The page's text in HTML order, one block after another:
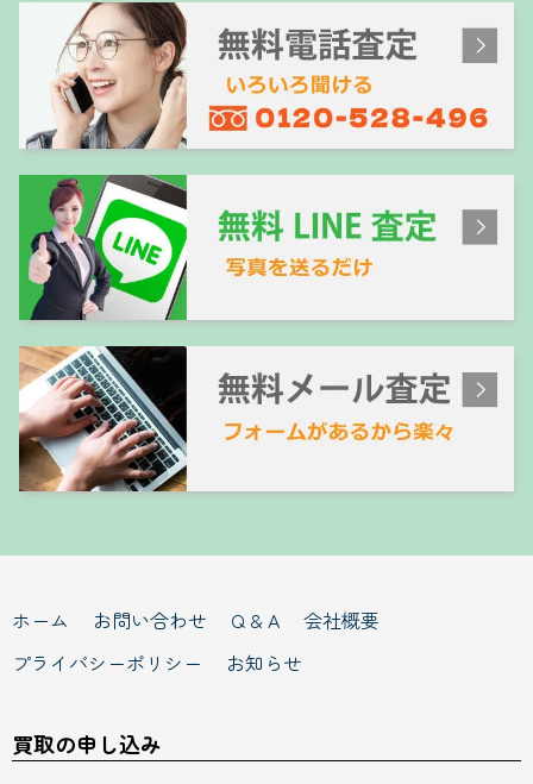
ホーム お問い合わせ Q & A
会社概要
プライバシーポリシー
お知らせ
買取の申し込み